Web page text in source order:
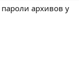
архивов у